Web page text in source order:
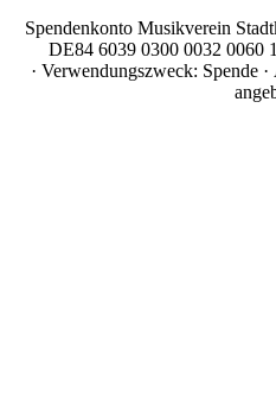
Spendenkonto Musikverein
DE84 6039 0300 0032 0060
· Verwendungszweck: Spende